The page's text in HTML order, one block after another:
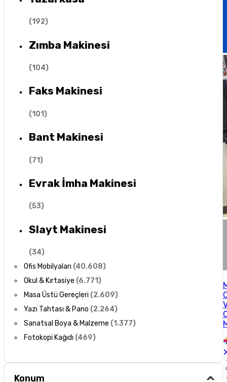
(192)
Zımba Makinesi
(104)
Faks Makinesi
(101)
Bant Makinesi
(71)
Evrak İmha Makinesi
(53)
Slayt Makinesi
(34)
Ofis Mobilyaları (40.608)
Okul & Kırtasiye (6.771)
Masa Üstü Gereçleri (2.609)
Yazı Tahtası & Pano (2.264)
Sanatsal Boya & Malzeme (1.377)
Fotokopi Kağıdı (469)
Konum